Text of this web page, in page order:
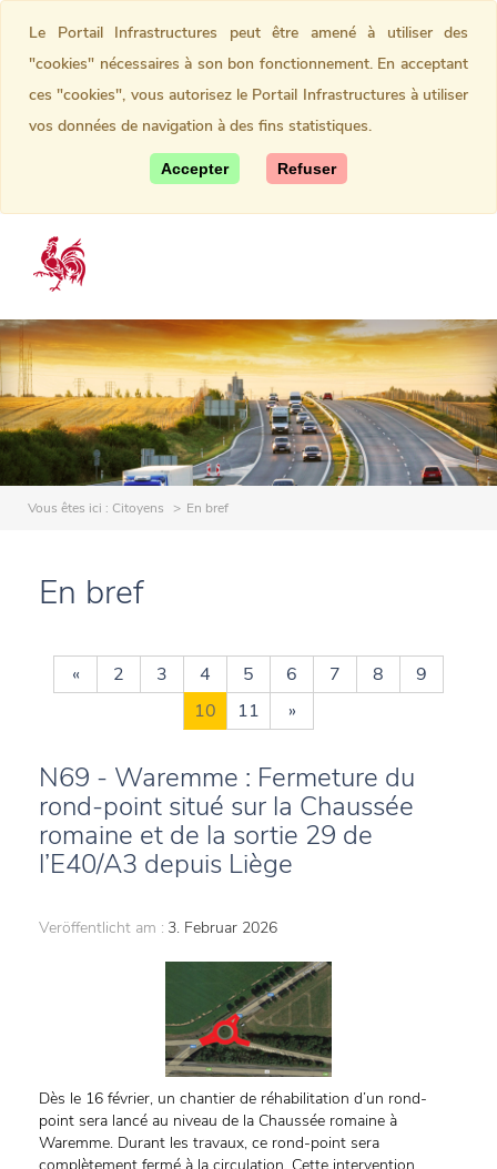
Vous êtes ici : Citoyens En bref
En bref
« 2 3 4 5 6 7 8
9
10
11 »
N69 - Waremme : Fermeture du
rond-point situé sur la Chaussée
romaine et de la sortie 29 de
l’E40/A3 depuis Liège
Veröffentlicht am : 3. Februar 2026
Dès le 16 février, un chantier de réhabilitation d’un rond-
point sera lancé au niveau de la Chaussée romaine à
Waremme. Durant les travaux, ce rond-point sera
Le Portail Infrastructures peut être amené à utiliser des
"cookies" nécessaires à son bon fonctionnement. En acceptant
ces "cookies", vous autorisez le Portail Infrastructures à utiliser
vos données de navigation à des fins statistiques.
Accepter Refuser